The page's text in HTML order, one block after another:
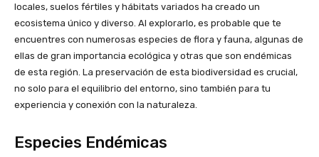
locales, suelos fértiles y hábitats variados ha creado un
ecosistema único y diverso. Al explorarlo, es probable que te
encuentres con numerosas especies de flora y fauna, algunas de
ellas de gran importancia ecológica y otras que son endémicas
de esta región. La preservación de esta biodiversidad es crucial,
no solo para el equilibrio del entorno, sino también para tu
experiencia y conexión con la naturaleza.
Especies Endémicas